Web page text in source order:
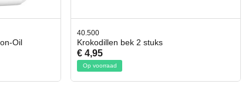
78.80350
Gevlochtenkous ø 35mm
€ 50,95
Op voorraad